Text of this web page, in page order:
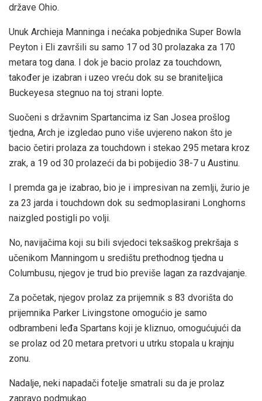
države Ohio.
Unuk Archieja Manninga i nećaka pobjednika Super Bowla
Peyton i Eli završili su samo 17 od 30 prolazaka za 170
metara tog dana. I dok je bacio prolaz za touchdown,
također je izabran i uzeo vreću dok su se braniteljica
Buckeyesa stegnuo na toj strani lopte.
Suočeni s državnim Spartancima iz San Josea prošlog
tjedna, Arch je izgledao puno više uvjereno nakon što je
bacio četiri prolaza za touchdown i stekao 295 metara kroz
zrak, a 19 od 30 prolazeći da bi pobijedio 38-7 u Austinu.
I premda ga je izabrao, bio je i impresivan na zemlji, žurio je
za 23 jarda i touchdown dok su sedmoplasirani Longhorns
naizgled postigli po volji.
No, navijačima koji su bili svjedoci teksaškog prekršaja s
učenikom Manningom u središtu prethodnog tjedna u
Columbusu, njegov je trud bio previše lagan za razdvajanje.
Za početak, njegov prolaz za prijemnik s 83 dvorišta do
prijemnika Parker Livingstone omogućio je samo
odbrambeni leđa Spartans koji je kliznuo, omogućujući da
se prolaz od 20 metara pretvori u utrku stopala u krajnju
zonu.
Nadalje, neki napadači fotelje smatrali su da je prolaz
zapravo podmukao.